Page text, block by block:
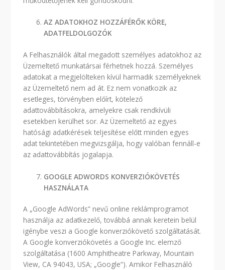
AZ ADATOKHOZ HOZZÁFÉRŐK KÖRE,
ADATFELDOLGOZÓK
A Felhasználók által megadott személyes adatokhoz az
Üzemeltető munkatársai férhetnek hozzá. Személyes
adatokat a megjelölteken kívül harmadik személyeknek
az Üzemeltető nem ad át. Ez nem vonatkozik az
esetleges, törvényben előírt, kötelező
adattovábbításokra, amelyekre csak rendkívüli
esetekben kerülhet sor. Az Üzemeltető az egyes
hatósági adatkérések teljesítése előtt minden egyes
adat tekintetében megvizsgálja, hogy valóban fennáll-e
az adattovábbítás jogalapja.
GOOGLE ADWORDS KONVERZIÓKÖVETÉS
HASZNÁLATA
A „Google AdWords” nevű online reklámprogramot
használja az adatkezelő, továbbá annak keretein belül
igénybe veszi a Google konverziókövető szolgáltatását.
A Google konverziókövetés a Google Inc. elemző
szolgáltatása (1600 Amphitheatre Parkway, Mountain
View, CA 94043, USA; „Google“). Amikor Felhasználó